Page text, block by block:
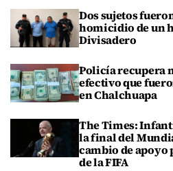
Dos sujetos
homicidio de un
Divisadero
Policía recupera
efectivo que
en Chalchuapa
The Times:
la final del
cambio de apoyo
de la FIFA